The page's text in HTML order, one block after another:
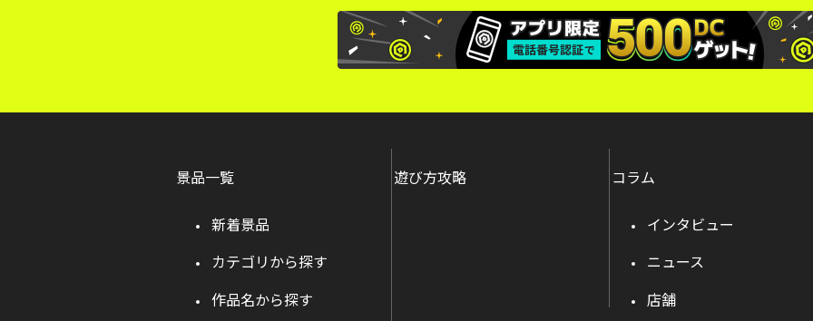
景品一覧
新着景品
カテゴリから探す
作品名から探す
遊び方攻略 コラム
インタビュー
ニュース
店舗